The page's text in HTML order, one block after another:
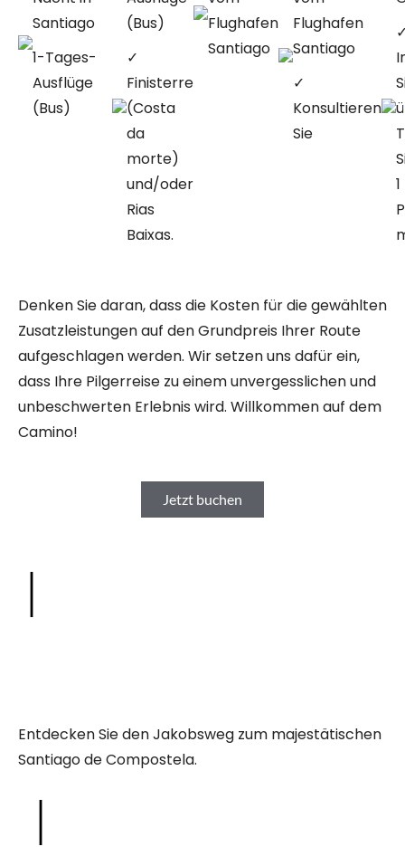
Santiago
1-Tages-
Ausflüge
(Bus)
(Bus)
✓
Finisterre
(Costa
da
morte)
und/oder
Rias
Baixas.
Flughafen
Santiago
Flughafen
Santiago
✓
Konsultieren
Sie
Denken Sie daran, dass die Kosten für die gewählten
Zusatzleistungen auf den Grundpreis Ihrer Route
aufgeschlagen werden. Wir setzen uns dafür ein,
dass Ihre Pilgerreise zu einem unvergesslichen und
unbeschwerten Erlebnis wird. Willkommen auf dem
Camino!
Jetzt buchen
Entdecken Sie den Jakobsweg zum majestätischen
Santiago de Compostela.